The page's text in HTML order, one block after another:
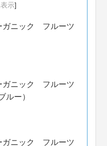
示]
ガニック フルーツ
ガニック フルーツ
ルー）
ガニック フルーツ